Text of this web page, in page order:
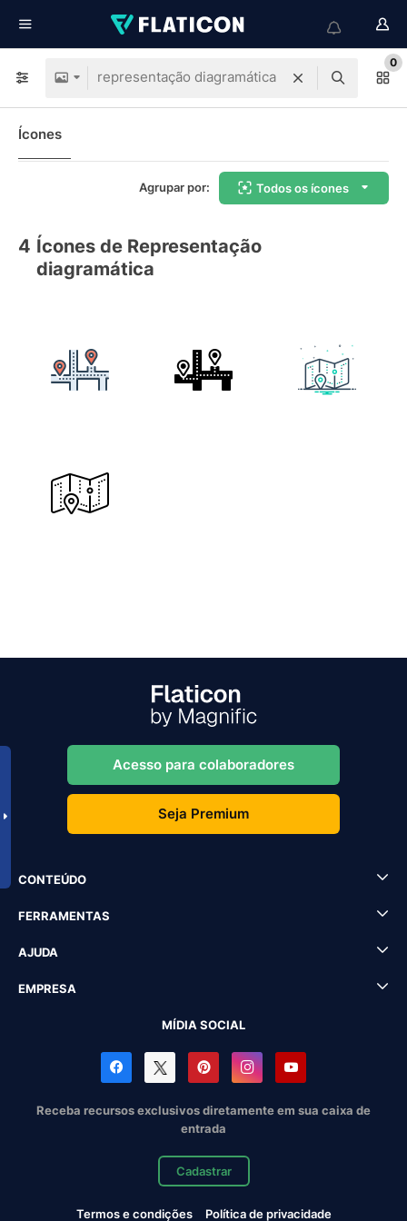
0
Ícones
Agrupar por: Todos os ícones
4 Ícones de Representação
diagramática
Acesso para colaboradores
Seja Premium
CONTEÚDO
FERRAMENTAS
AJUDA
EMPRESA
MÍDIA SOCIAL
Receba recursos exclusivos diretamente em sua caixa de
entrada
Cadastrar
Termos e condições Política de privacidade